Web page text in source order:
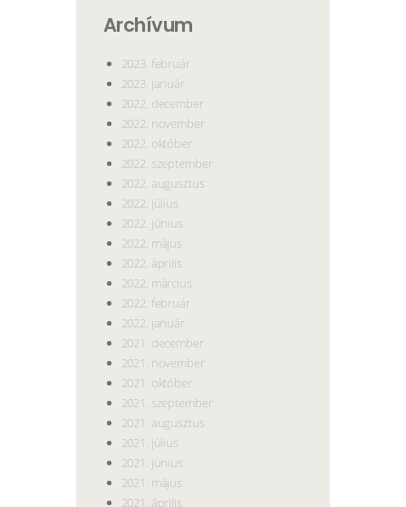
Archívum
2023. február
2023. január
2022. december
2022. november
2022. október
2022. szeptember
2022. augusztus
2022. július
2022. június
2022. május
2022. április
2022. március
2022. február
2022. január
2021. december
2021. november
2021. október
2021. szeptember
2021. augusztus
2021. július
2021. június
2021. május
2021. április